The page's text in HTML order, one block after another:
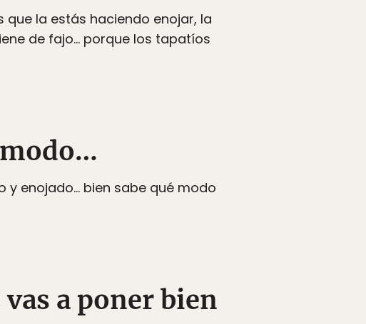
la estás haciendo enojar, la
de fajo… porque los tapatíos
modo…
y enojado… bien sabe qué modo
vas a poner bien